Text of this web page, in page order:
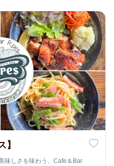
味しさを味わう、Cafe＆Bar